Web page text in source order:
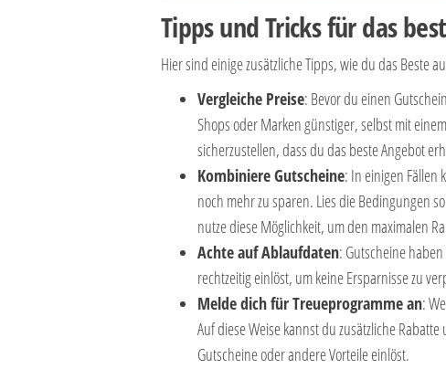
Tipps und Tricks für das
Hier sind einige zusätzliche Tipps, wie du das Beste
Vergleiche Preise: Bevor du einen
Shops oder Marken günstiger, selbst mit
sicherzustellen, dass du das beste Angebot
Kombiniere Gutscheine: In einigen Fällen
noch mehr zu sparen. Lies die Bedingungen
nutze diese Möglichkeit, um den maximalen
Achte auf Ablaufdaten: Gutscheine
rechtzeitig einlöst, um keine Ersparnisse zu
Melde dich für Treueprogramme an:
Auf diese Weise kannst du zusätzliche
Gutscheine oder andere Vorteile einlöst.